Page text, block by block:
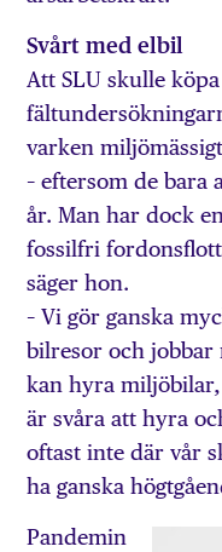
Svårt med elbil
Att SLU skulle
varken
– eftersom de bara
år. Man har dock
fossilfri
säger hon.
– Vi gör ganska
bilresor och jobbar
kan hyra
är svåra att hyra
oftast inte där vår
ha ganska
Pandemin